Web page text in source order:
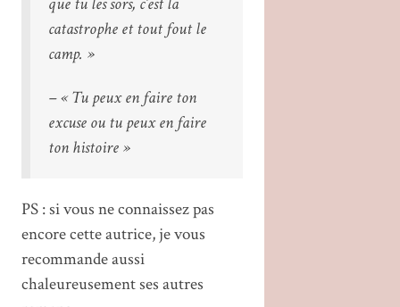
catastrophe et tout fout le
camp. »
– « Tu peux en faire ton
excuse ou tu peux en faire
ton histoire »
PS : si vous ne connaissez pas
encore cette autrice, je vous
recommande aussi
chaleureusement ses autres